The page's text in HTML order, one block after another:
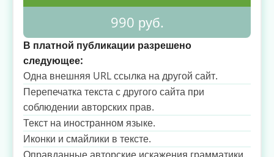
990 руб.
В платной публикации разрешено
следующее:
Одна внешняя URL ссылка на другой сайт.
Перепечатка текста с другого сайта при
соблюдении авторских прав.
Текст на иностранном языке.
Иконки и смайлики в тексте.